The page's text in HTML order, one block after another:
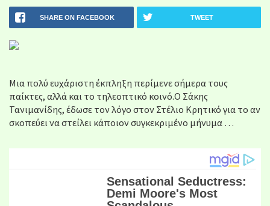
SHARE ON FACEBOOK TWEET
Μια πολύ ευχάριστη έκπληξη περίμενε σήμερα τους
παίκτες, αλλά και το τηλεοπτικό κοινό.Ο Σάκης
Τανιμανίδης, έδωσε τον λόγο στον Στέλιο Κρητικό για το αν
σκοπεύει να στείλει κάποιον συγκεκριμένο μήνυμα …